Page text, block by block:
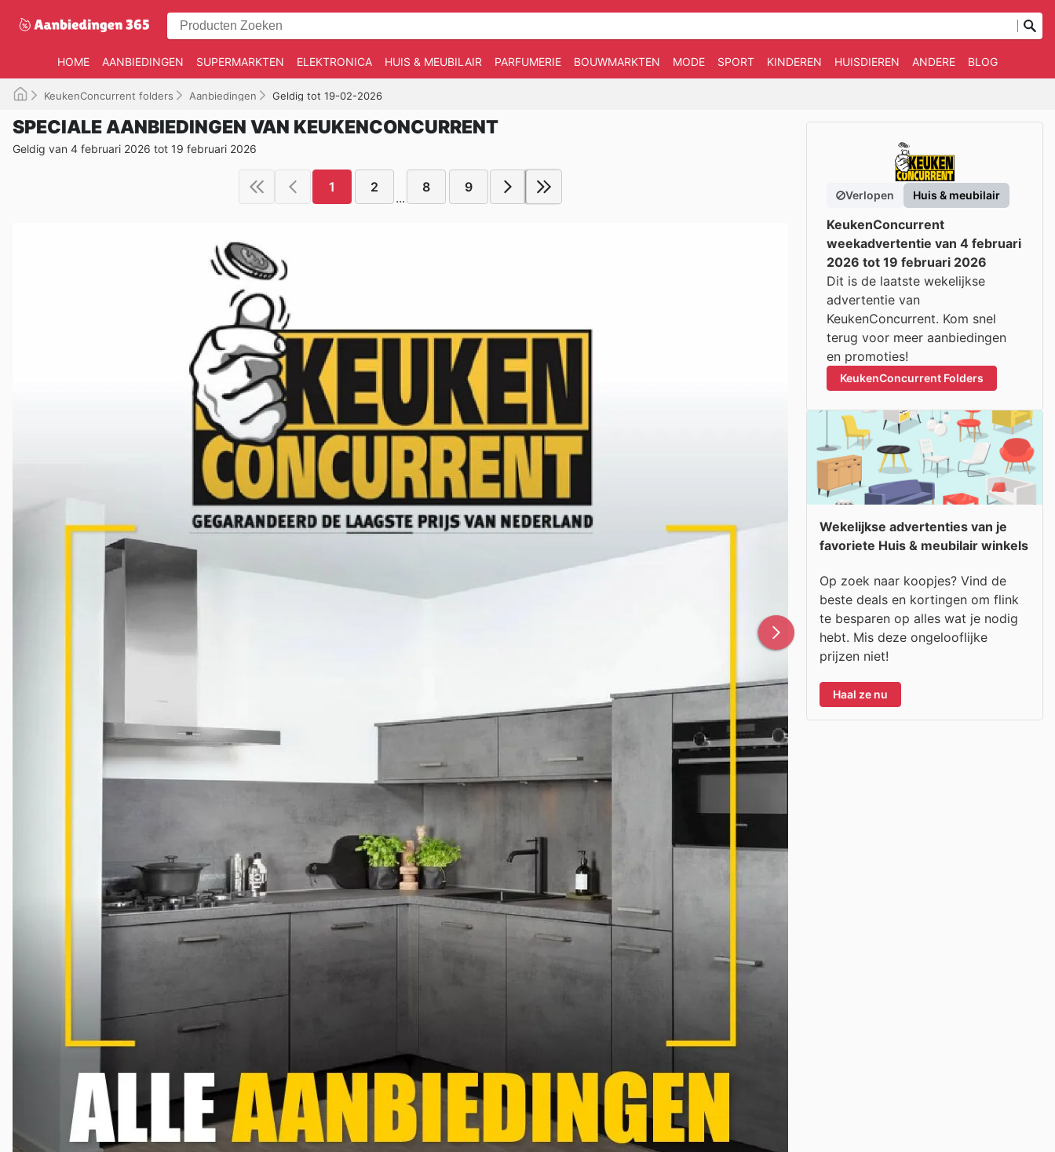
HOME AANBIEDINGEN SUPERMARKTEN ELEKTRONICA HUIS & MEUBILAIR PARFUMERIE BOUWMARKTEN MODE SPORT KINDEREN HUISDIEREN ANDERE BLOG
KeukenConcurrent folders Aanbiedingen Geldig tot 19-02-2026
SPECIALE AANBIEDINGEN VAN KEUKENCONCURRENT
Geldig van 4 februari 2026 tot 19 februari 2026
1 2
...
8 9
Verlopen Huis & meubilair
KeukenConcurrent
weekadvertentie van 4 februari
2026 tot 19 februari 2026
Dit is de laatste wekelijkse
advertentie van
KeukenConcurrent. Kom snel
terug voor meer aanbiedingen
en promoties!
KeukenConcurrent Folders
Wekelijkse advertenties van je
favoriete Huis & meubilair winkels
Op zoek naar koopjes? Vind de
beste deals en kortingen om flink
te besparen op alles wat je nodig
hebt. Mis deze ongelooflijke
prijzen niet!
Haal ze nu